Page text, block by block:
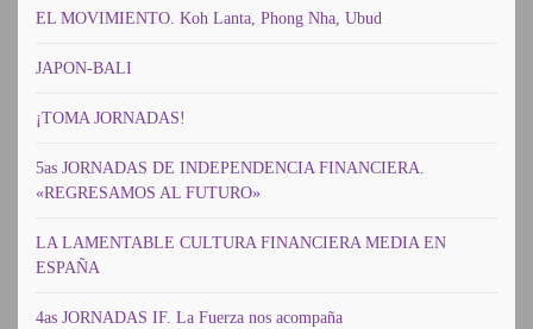
EL MOVIMIENTO. Koh Lanta, Phong Nha, Ubud
JAPON-BALI
¡TOMA JORNADAS!
5as JORNADAS DE INDEPENDENCIA FINANCIERA.
«REGRESAMOS AL FUTURO»
LA LAMENTABLE CULTURA FINANCIERA MEDIA EN
ESPAÑA
4as JORNADAS IF. La Fuerza nos acompaña